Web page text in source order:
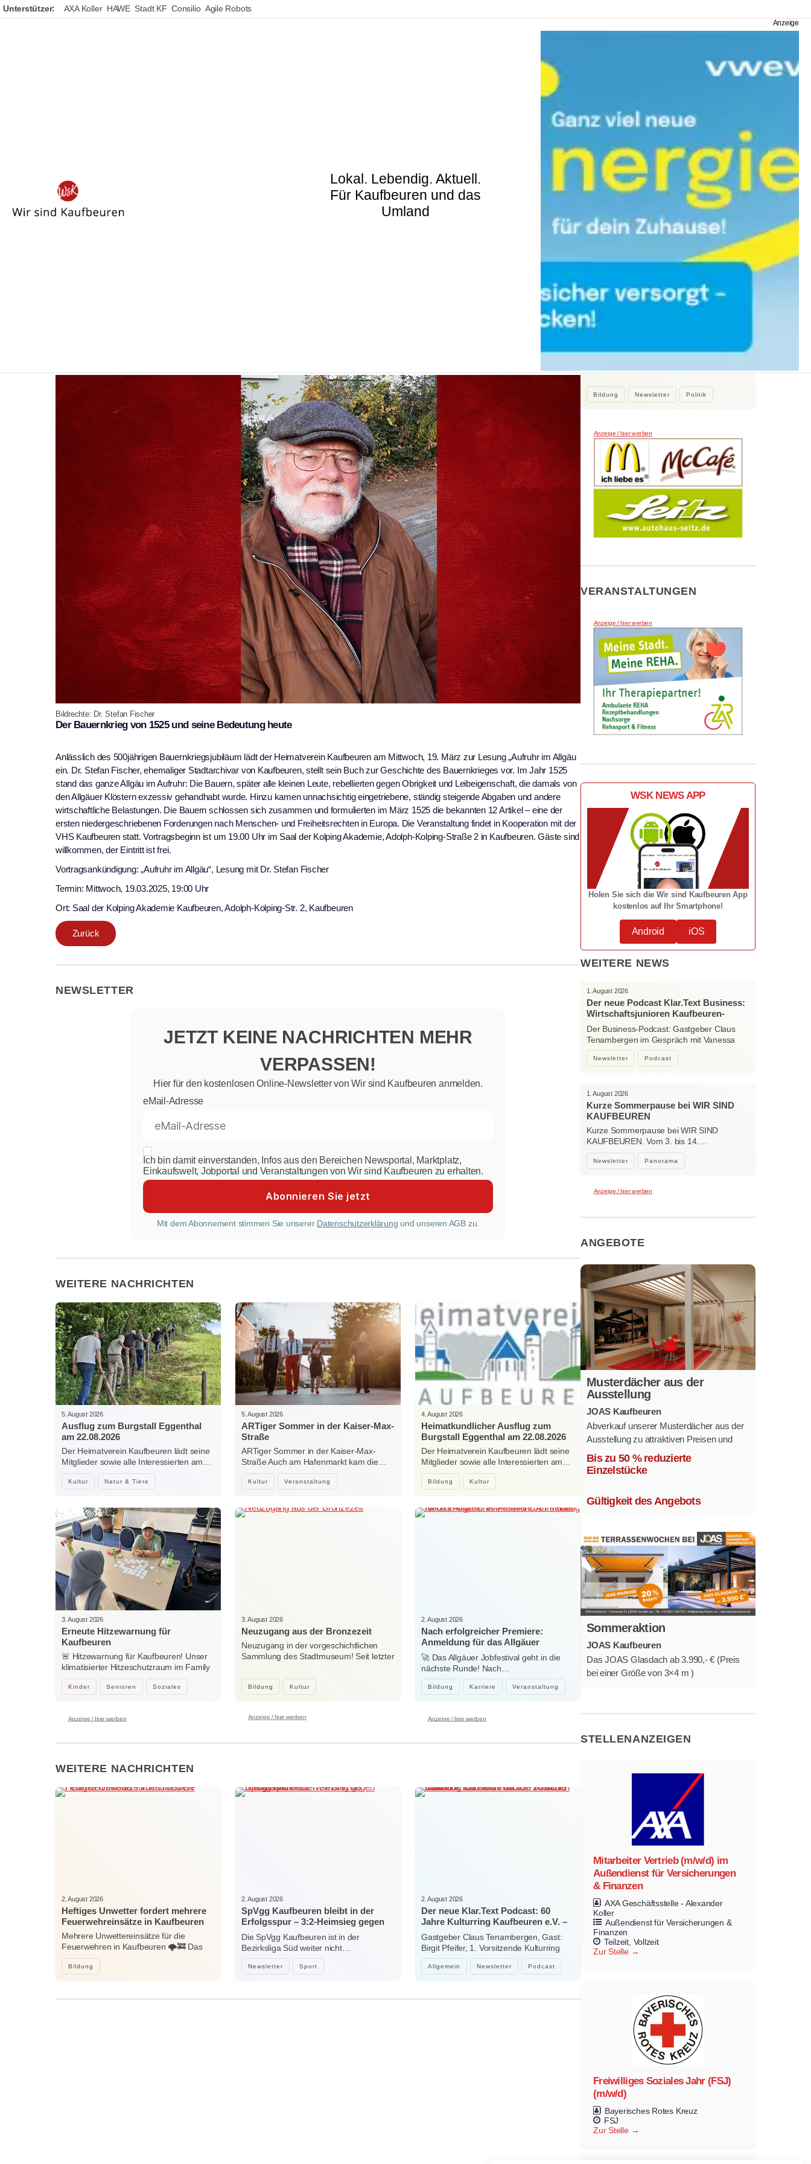
Unterstützer: AXA Koller HAWE Stadt KF Consilio Agile Robots
Lokal. Lebendig. Aktuell.
Für Kaufbeuren und das
Umland
Aufruhr im Allgäu: Lesung mit Dr. Stefan Fischer
Bildrechte: Dr. Stefan Fischer
Der Bauernkrieg von 1525 und seine Bedeutung heute
Anlässlich des 500jährigen Bauernkriegsjubiläum lädt der Heimatverein Kaufbeuren am Mittwoch, 19. März zur Lesung „Aufruhr im Allgäu
ein. Dr. Stefan Fischer, ehemaliger Stadtarchivar von Kaufbeuren, stellt sein Buch zur Geschichte des Bauernkrieges vor. Im Jahr 1525
stand das ganze Allgäu im Aufruhr: Die Bauern, später alle kleinen Leute, rebellierten gegen Obrigkeit und Leibeigenschaft, die damals von
den Allgäuer Klöstern exzessiv gehandhabt wurde. Hinzu kamen unnachsichtig eingetriebene, ständig steigende Abgaben und andere
wirtschaftliche Belastungen. Die Bauern schlossen sich zusammen und formulierten im März 1525 die bekannten 12 Artikel – eine der
ersten niedergeschriebenen Forderungen nach Menschen- und Freiheitsrechten in Europa. Die Veranstaltung findet in Kooperation mit der
VHS Kaufbeuren statt. Vortragsbeginn ist um 19.00 Uhr im Saal der Kolping Akademie, Adolph-Kolping-Straße 2 in Kaufbeuren. Gäste sind
willkommen, der Eintritt ist frei.
Vortragsankündigung: „Aufruhr im Allgäu“, Lesung mit Dr. Stefan Fischer
Termin: Mittwoch, 19.03.2025, 19:00 Uhr
Ort: Saal der Kolping Akademie Kaufbeuren, Adolph-Kolping-Str. 2, Kaufbeuren
Zurück
NEWSLETTER
JETZT KEINE NACHRICHTEN MEHR
VERPASSEN!
Hier für den kostenlosen Online-Newsletter von Wir sind Kaufbeuren anmelden.
eMail-Adresse
Ich bin damit einverstanden, Infos aus den Bereichen Newsportal, Marktplatz,
Einkaufswelt, Jobportal und Veranstaltungen von Wir sind Kaufbeuren zu erhalten.
Mit dem Abonnement stimmen Sie unserer Datenschutzerklärung und unseren AGB zu.
WEITERE NACHRICHTEN
Kultur Natur & Tiere
5. August 2026
Ausflug zum Burgstall Eggenthal
am 22.08.2026
Der Heimatverein Kaufbeuren lädt seine
Mitglieder sowie alle Interessierten am…
Kultur Veranstaltung
5. August 2026
ARTiger Sommer in der Kaiser-Max-
Straße
ARTiger Sommer in der Kaiser-Max-
Straße Auch am Hafenmarkt kam die…
Bildung Kultur
4. August 2026
Heimatkundlicher Ausflug zum
Burgstall Eggenthal am 22.08.2026
Der Heimatverein Kaufbeuren lädt seine
Mitglieder sowie alle Interessierten am…
Kinder Senioren Soziales
3. August 2026
Erneute Hitzewarnung für
Kaufbeuren
🚨 Hitzewarnung für Kaufbeuren! Unser
klimatisierter Hitzeschutzraum im Family
Center…
Bildung Kultur
3. August 2026
Neuzugang aus der Bronzezeit
Neuzugang in der vorgeschichtlichen
Sammlung des Stadtmuseum! Seit letzter
Bildung Karriere Veranstaltung
2. August 2026
Nach erfolgreicher Premiere:
Anmeldung für das Allgäuer
Jobfestival 2027 startet
🚀 Das Allgäuer Jobfestival geht in die
nächste Runde! Nach…
Anzeige / hier werben Anzeige / hier werben Anzeige / hier werben
WEITERE NACHRICHTEN
Bildung
2. August 2026
Heftiges Unwetter fordert mehrere
Feuerwehreinsätze in Kaufbeuren
Mehrere Unwettereinsätze für die
Feuerwehren in Kaufbeuren 🌩️🚒 Das
heftige…
Newsletter Sport
2. August 2026
SpVgg Kaufbeuren bleibt in der
Erfolgsspur – 3:2-Heimsieg gegen
Niedersonthofen
Die SpVgg Kaufbeuren ist in der
Bezirksliga Süd weiter nicht…
Allgemein Newsletter Podcast
2. August 2026
Der neue Klar.Text Podcast: 60
Jahre Kulturring Kaufbeuren e.V. –
zwischen Jubiläum, Ehrenamt und
der Kraft der Kultur
Gastgeber Claus Tenambergen, Gast:
Birgit Pfeifer, 1. Vorsitzende Kulturring
Kaufbeuren…
WEITERE NEWS
Bildung Newsletter Politik
2. August 2026
Kleine Beiträge die großes bewirken:
Anzeige / hier werben
VERANSTALTUNGEN
Anzeige / hier werben
WSK NEWS APP
Holen Sie sich die Wir sind Kaufbeuren App
kostenlos auf Ihr Smartphone!
Android iOS
WEITERE NEWS
Newsletter Podcast
1. August 2026
Der neue Podcast Klar.Text Business:
Wirtschaftsjunioren Kaufbeuren-
Ostallgäu – Menschen, Ideen und
starke Verbindungen
Der Business-Podcast: Gastgeber Claus
Tenambergen im Gespräch mit Vanessa
Bockhorni…
Newsletter Panorama
1. August 2026
Kurze Sommerpause bei WIR SIND
KAUFBEUREN
Kurze Sommerpause bei WIR SIND
KAUFBEUREN. Vom 3. bis 14.…
Anzeige / hier werben
ANGEBOTE
Musterdächer aus der
Ausstellung
JOAS Kaufbeuren
Abverkauf unserer Musterdächer aus der
Ausstellung zu attraktiven Preisen und
sofort verfügbar.
Mehrere Modelle in verschiedenen
Bis zu 50 % reduzierte
Einzelstücke
Gültigkeit des Angebots
Sommeraktion
JOAS Kaufbeuren
Das JOAS Glasdach ab 3.990,- € (Preis
bei einer Größe von 3×4 m )
STELLENANZEIGEN
Mitarbeiter Vertrieb (m/w/d) im
Außendienst für Versicherungen
& Finanzen
AXA Geschäftsstelle - Alexander
Koller
Außendienst für Versicherungen &
Finanzen
Teilzeit Vollzeit
Zur Stelle
Freiwilliges Soziales Jahr (FSJ)
(m/w/d)
Bayerisches Rotes Kreuz
FSJ
Zur Stelle